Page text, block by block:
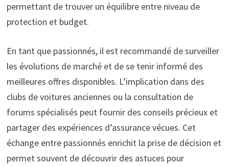
permettant de trouver un équilibre entre niveau de
protection et budget.
En tant que passionnés, il est recommandé de surveiller
les évolutions de marché et de se tenir informé des
meilleures offres disponibles. L’implication dans des
clubs de voitures anciennes ou la consultation de
forums spécialisés peut fournir des conseils précieux et
partager des expériences d’assurance vécues. Cet
échange entre passionnés enrichit la prise de décision et
permet souvent de découvrir des astuces pour